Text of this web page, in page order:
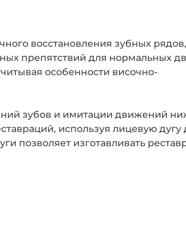
восстановления зубных
препятствий для нормальных
особенности височно-
зубов и имитации движений
используя лицевую дугу
позволяет изготавливать